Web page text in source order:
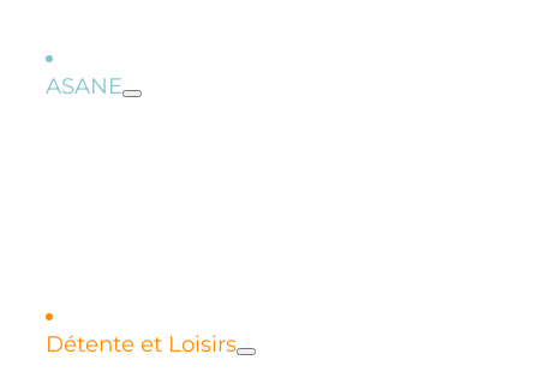
ASANE
Détente et Loisirs